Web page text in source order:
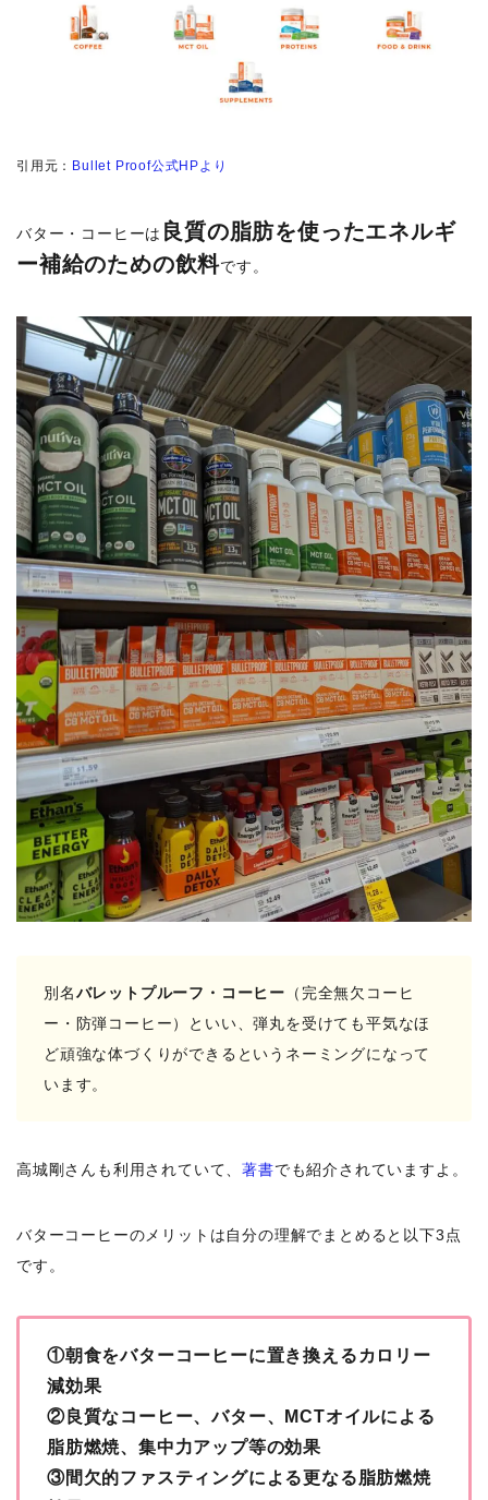
引用元： Bullet Proof公式HPより
バター・コーヒーは 良質の脂肪を使ったエネルギ
ー補給のための飲料です。
別名バレットプルーフ・コーヒー （完全無欠コーヒ
ー・防弾コーヒー）といい、弾丸を受けても平気なほ
ど頑強な体づくりができるというネーミングになって
います。
高城剛さんも利用されていて、著書でも紹介されていますよ。
バターコーヒーのメリットは自分の理解でまとめると以下3点
です。
①朝食をバターコーヒーに置き換えるカロリー
減効果
②良質なコーヒー、バター、MCTオイルによる
脂肪燃焼、集中力アップ等の効果
③間欠的ファスティングによる更なる脂肪燃焼